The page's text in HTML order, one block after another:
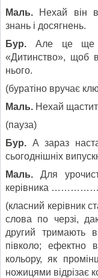
Маль. Нехай він
знань і досягнень.
Бур. Але це ще і
«Дитинство», щоб
нього.
(буратіно вручає
Маль. Нехай
(пауза)
Бур. А зараз
сьогоднішніх
Маль. Для
керівника
(класний керівник
слова по черзі,
другий тримають
півколо; ефектно
кольору, як
ножицями відрізає